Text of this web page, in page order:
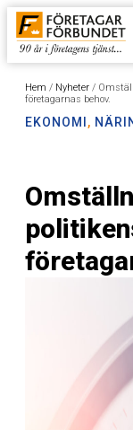
Hem / Nyheter /
företagarnas behov.
EKONOMI ,